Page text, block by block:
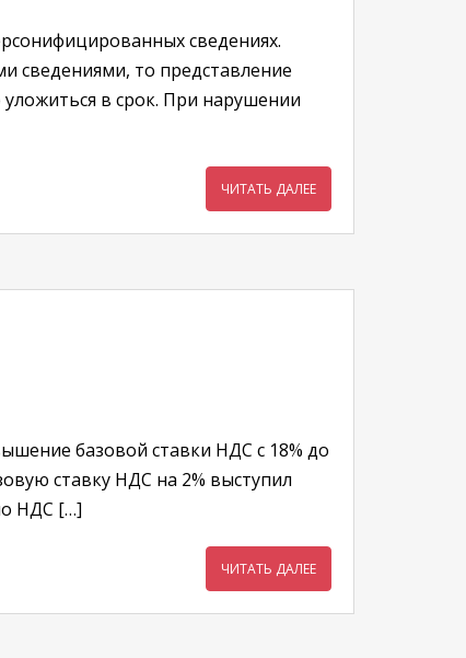
сведениях.
сведениями, то представление
в срок. При нарушении
ЧИТАТЬ ДАЛЕЕ
базовой ставки НДС с 18% до
ставку НДС на 2% выступил
НДС […]
ЧИТАТЬ ДАЛЕЕ